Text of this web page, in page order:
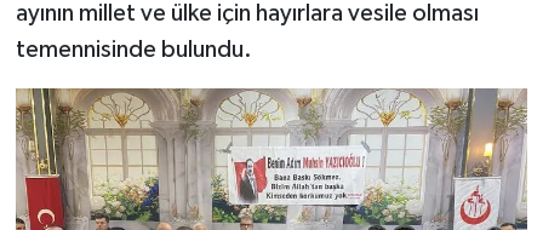
ayının millet ve ülke için hayırlara vesile olması
temennisinde bulundu.